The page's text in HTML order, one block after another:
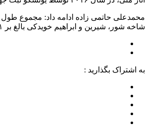
محمدعلی حاتمی زاده ادامه داد: مجموع
شاخه شور، شیرین و ابراهیم خویدکی بالغ بر ۷۱ کیلومتر است.
به اشتراک بگذارید :